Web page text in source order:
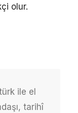
olur.
ile el
tarihî